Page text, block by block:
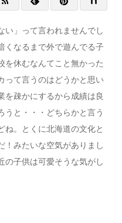
い」って言われませんでし
なるまで外で遊んでる子
を休むなんてこと無かった
って言うのはどうかと思い
を疎かにするから成績は良
うと・・・どちらかと言う
ね。とくに北海道の文化と
！みたいな空気がありまし
子供は可愛そうな気がし